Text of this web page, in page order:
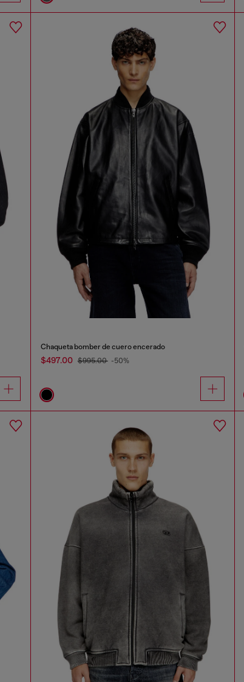
Chaqueta bomber de cuero encerado
$497.00 $995.00 -50%